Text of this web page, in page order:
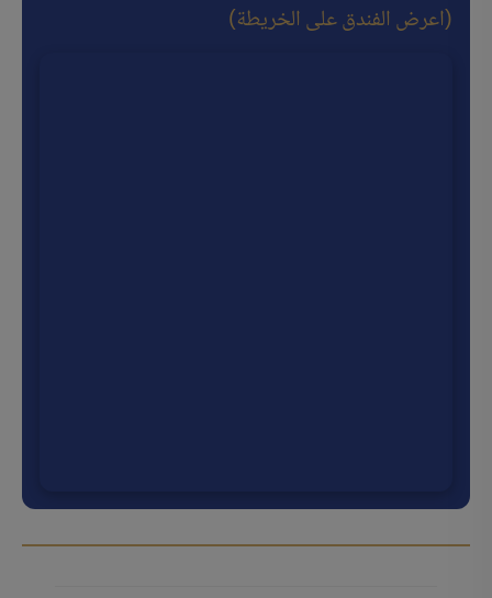
(اعرض الفندق على الخريطة)